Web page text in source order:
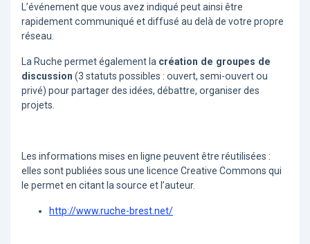
L’événement que vous avez indiqué peut ainsi être
rapidement communiqué et diffusé au delà de votre propre
réseau.
La Ruche permet également la création de groupes de
discussion (3 statuts possibles : ouvert, semi-ouvert ou
privé) pour partager des idées, débattre, organiser des
projets.
Les informations mises en ligne peuvent être réutilisées :
elles sont publiées sous une licence Creative Commons qui
le permet en citant la source et l’auteur.
http://www.ruche-brest.net/